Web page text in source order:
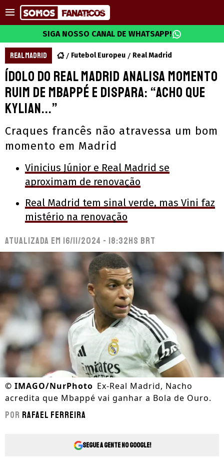
SIGA NOSSO CANAL DE WHATSAPP!
REAL MADRID Futebol Europeu Real Madrid
Ídolo do Real Madrid analisa momento
ruim de Mbappé e dispara: “Acho que
Kylian...”
Craques francês não atravessa um bom
momento em Madrid
Vinicius Júnior e Real Madrid se
aproximam de renovação
Real Madrid tem sinal verde, mas Vini faz
mistério na renovação
Atualizada em 16/11/2024 - 18:32hs BRT
© IMAGO/NurPhoto Ex-Real Madrid, Nacho
acredita que Mbappé vai ganhar a Bola de Ouro.
Por Rafael Ferreira
Segue a gente no Google!